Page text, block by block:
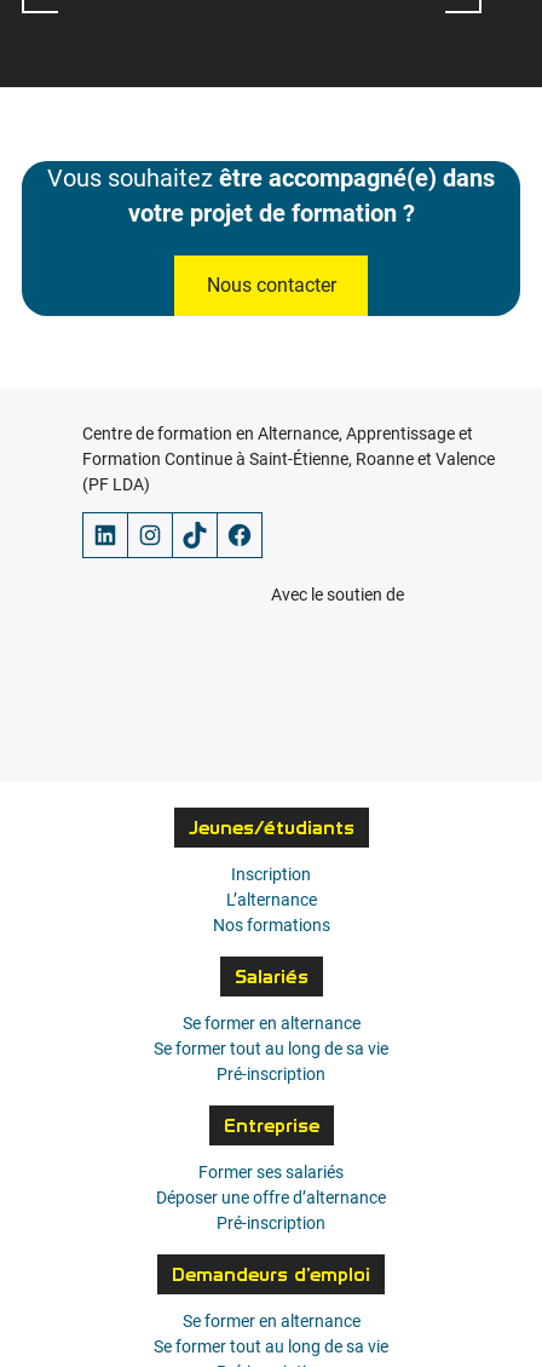
Vous souhaitez être accompagné(e) dans
votre projet de formation ?
Nous contacter
Centre de formation en Alternance, Apprentissage et
Formation Continue à Saint-Étienne, Roanne et Valence
(PF LDA)
LinkedIn Instagram TikTok Facebook
Avec le soutien de
Jeunes/étudiants
Inscription
L’alternance
Nos formations
Salariés
Se former en alternance
Se former tout au long de sa vie
Pré-inscription
Entreprise
Former ses salariés
Déposer une offre d’alternance
Pré-inscription
Demandeurs d’emploi
Se former en alternance
Se former tout au long de sa vie